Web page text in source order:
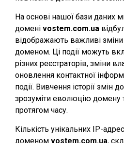
На основі нашої бази даних
домені vostem.com.ua
відображають важливі зміни
доменом. Ці події можуть
різних реєстраторів, зміни
оновлення контактної
події. Вивчення історії змін
зрозуміти еволюцію домену
протягом часу.
Кількість унікальних IP-
доменом vostem.com.ua,